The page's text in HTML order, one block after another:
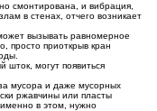
смонтирована, и вибрация,
в стенах, отчего возникает
вызывать равномерное
просто приоткрыв кран
шток, могут появиться
мусора и даже мусорных
ржавчины или пласты
именно в этом, нужно